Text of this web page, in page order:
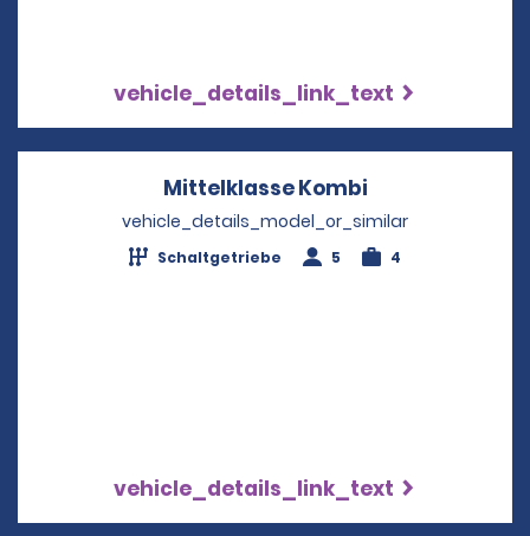
vehicle_details_link_text
Mittelklasse Kombi
vehicle_details_model_or_similar
Schaltgetriebe 5 4
vehicle_details_link_text